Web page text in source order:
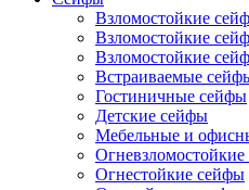
Взломостойкие
Взломостойкие
Взломостойкие
Встраиваемые
Гостиничные сейфы
Детские сейфы
Мебельные и
Огнестойкие сейфы